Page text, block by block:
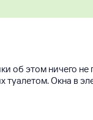
об этом ничего
туалетом. Окна в